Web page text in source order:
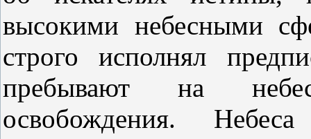
высокими небесными
строго исполнял
пребывают на
освобождения.